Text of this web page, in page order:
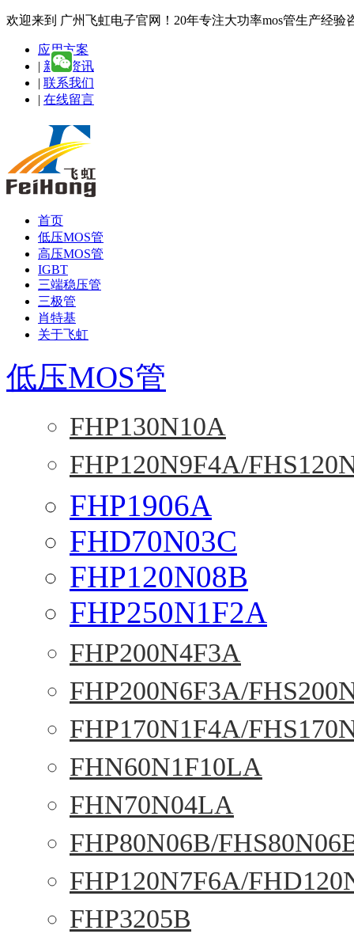
欢迎来到 广州飞虹电子官网！20年专注大功率mos管生产经验
应用方案
| 新闻资讯
| 联系我们
| 在线留言
首页
低压MOS管
高压MOS管
IGBT
三端稳压管
三极管
肖特基
关于飞虹
低压MOS管
FHP130N10A
FHP120N9F4A/
FHP1906A
FHD70N03C
FHP120N08B
FHP250N1F2A
FHP200N4F3A
FHP200N6F3A/
FHP170N1F4A/
FHN60N1F10LA
FHN70N04LA
FHP80N06B/
FHP120N7F6A/
FHP3205B